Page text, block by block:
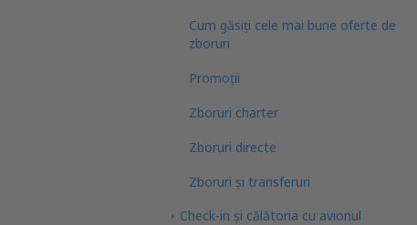
Cum găsiți cele mai bune oferte de
zboruri
Promoții
Zboruri charter
Zboruri directe
Zboruri și transferuri
Check-in și călătoria cu avionul